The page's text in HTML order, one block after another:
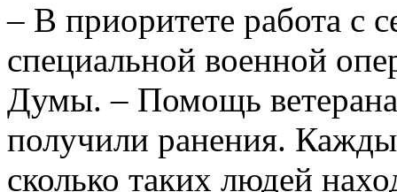
– В приоритете работа с
специальной военной
Думы. – Помощь
получили ранения.
сколько таких людей